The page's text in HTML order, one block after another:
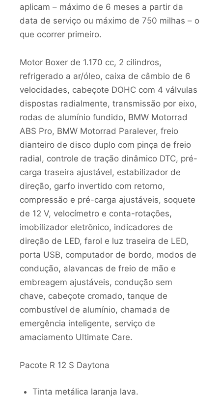
aplicam – máximo de 6 meses a partir da
data de serviço ou máximo de 750 milhas – o
que ocorrer primeiro.
Motor Boxer de 1.170 cc, 2 cilindros,
refrigerado a ar/óleo, caixa de câmbio de 6
velocidades, cabeçote DOHC com 4 válvulas
dispostas radialmente, transmissão por eixo,
rodas de alumínio fundido, BMW Motorrad
ABS Pro, BMW Motorrad Paralever, freio
dianteiro de disco duplo com pinça de freio
radial, controle de tração dinâmico DTC, pré-
carga traseira ajustável, estabilizador de
direção, garfo invertido com retorno,
compressão e pré-carga ajustáveis, soquete
de 12 V, velocímetro e conta-rotações,
imobilizador eletrônico, indicadores de
direção de LED, farol e luz traseira de LED,
porta USB, computador de bordo, modos de
condução, alavancas de freio de mão e
embreagem ajustáveis, condução sem
chave, cabeçote cromado, tanque de
combustível de alumínio, chamada de
emergência inteligente, serviço de
amaciamento Ultimate Care.
Pacote R 12 S Daytona
Tinta metálica laranja lava.